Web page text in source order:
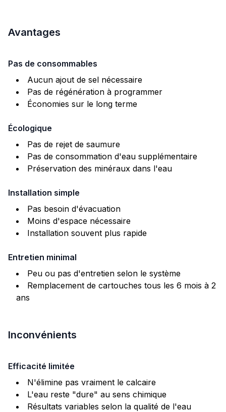
Avantages
Pas de consommables
Aucun ajout de sel nécessaire
Pas de régénération à programmer
Économies sur le long terme
Écologique
Pas de rejet de saumure
Pas de consommation d'eau supplémentaire
Préservation des minéraux dans l'eau
Installation simple
Pas besoin d'évacuation
Moins d'espace nécessaire
Installation souvent plus rapide
Entretien minimal
Peu ou pas d'entretien selon le système
Remplacement de cartouches tous les 6 mois à 2
ans
Inconvénients
Efficacité limitée
N'élimine pas vraiment le calcaire
L'eau reste "dure" au sens chimique
Résultats variables selon la qualité de l'eau